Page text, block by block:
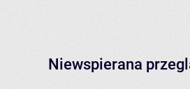
Niewspierana